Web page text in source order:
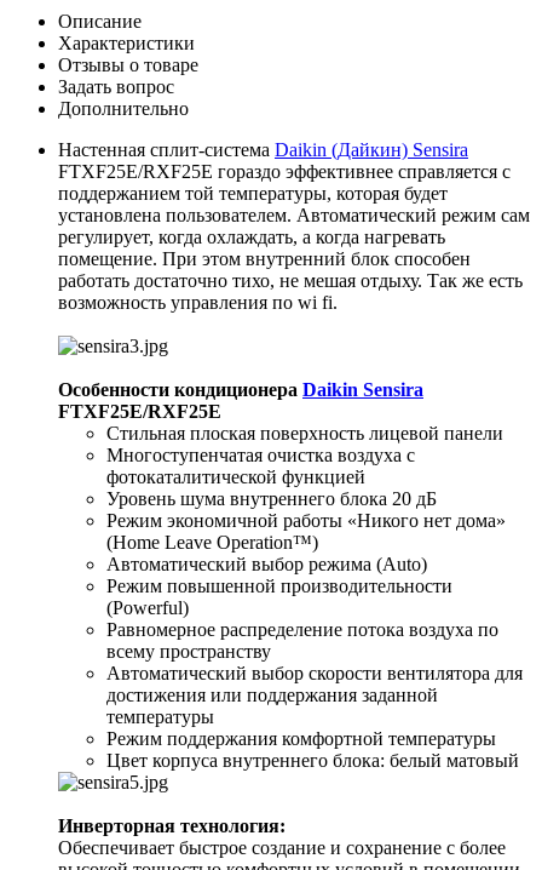
Описание
Характеристики
Отзывы о товаре
Задать вопрос
Дополнительно
Настенная сплит-система Daikin (Дайкин) Sensira
FTXF25E/RXF25E гораздо эффективнее справляется с
поддержанием той температуры, которая будет
установлена пользователем. Автоматический режим сам
регулирует, когда охлаждать, а когда нагревать
помещение. При этом внутренний блок способен
работать достаточно тихо, не мешая отдыху. Так же есть
возможность управления по wi fi.
Особенности кондиционера Daikin Sensira
FTXF25E/RXF25E
Стильная плоская поверхность лицевой панели
Многоступенчатая очистка воздуха с
фотокаталитической функцией
Уровень шума внутреннего блока 20 дБ
Режим экономичной работы «Никого нет дома»
(Ноmе Leave Operation™)
Автоматический выбор режима (Auto)
Режим повышенной производительности
(Powerful)
Равномерное распределение потока воздуха по
всему пространству
Автоматический выбор скорости вентилятора для
достижения или поддержания заданной
температуры
Режим поддержания комфортной температуры
Цвет корпуса внутреннего блока: белый матовый
Инверторная технология:
Обеспечивает быстрое создание и сохранение с более